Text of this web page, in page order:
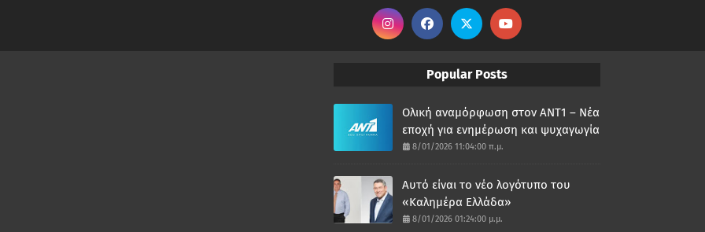
Popular Posts
Ολική αναμόρφωση στον ΑΝΤ1 – Νέα
εποχή για ενημέρωση και ψυχαγωγία
8/01/2026 11:04:00 π.μ.
Αυτό είναι το νέο λογότυπο του
«Καλημέρα Ελλάδα»
8/01/2026 01:24:00 μ.μ.